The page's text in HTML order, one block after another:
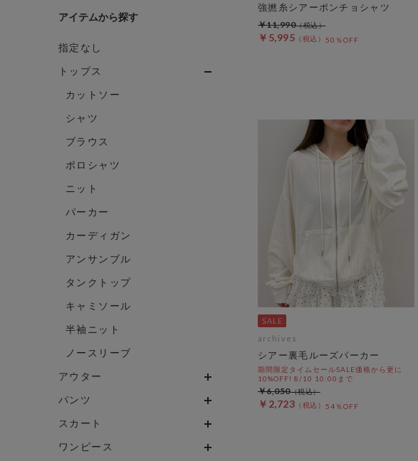
アイテム
指定なし
トップス
カットソー
シャツ
ブラウス
ポロシャツ
ニット
パーカー
カーディガン
アンサンブル
タンクトップ
キャミソール
半袖ニット
ノースリーブ
アウター
パンツ
スカート
ワンピース
強撚糸シアーポンチョシャツ
￥5,995 50％OFF
￥11,990
archives
シアー裏毛ルーズパーカー
期間限定タイムセールSALE価格から更に
10%OFF! 8/10 10:00まで
￥2,723 54％OFF
￥6,050